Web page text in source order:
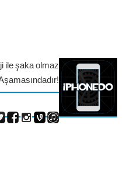
ile şaka olmaz